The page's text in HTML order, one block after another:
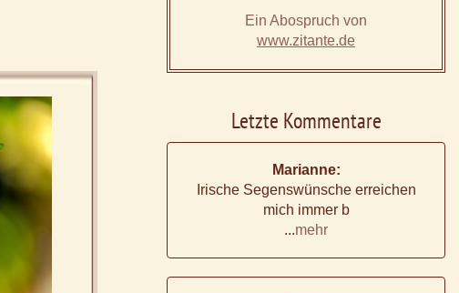
Ein Abospruch von
www.zitante.de
Letzte Kommentare
Marianne:
Irische Segenswünsche erreichen
mich immer b
...mehr